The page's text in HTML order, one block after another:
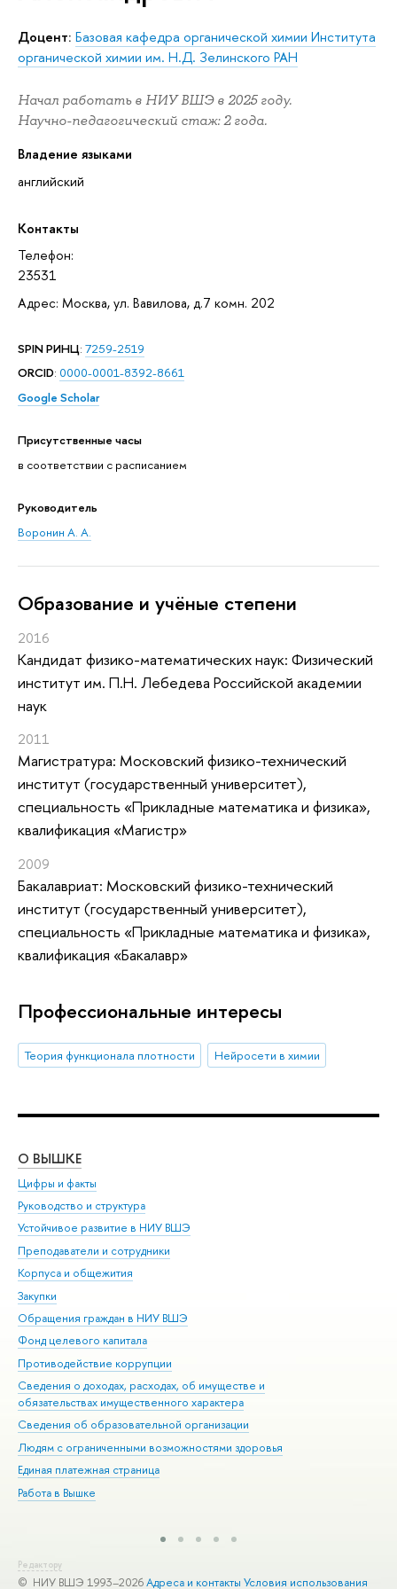
Доцент: Базовая кафедра органической химии Института
органической химии им. Н.Д. Зелинского РАН
Начал работать в НИУ ВШЭ в 2025 году.
Научно-педагогический стаж: 2 года.
Владение языками
английский
Контакты
Телефон:
23531
Адрес: Москва, ул. Вавилова, д.7 комн. 202
SPIN РИНЦ: 7259-2519
ORCID: 0000-0001-8392-8661
Google Scholar
Присутственные часы
в соответствии с расписанием
Руководитель
Воронин А. А.
Oбразование и учёные степени
2016
Кандидат физико-математических наук: Физический
институт им. П.Н. Лебедева Российской академии
наук
2011
Магистратура: Московский физико-технический
институт (государственный университет),
специальность «Прикладные математика и физика»,
квалификация «Магистр»
2009
Бакалавриат: Московский физико-технический
институт (государственный университет),
специальность «Прикладные математика и физика»,
квалификация «Бакалавр»
Профессиональные интересы
Теория функционала плотности Нейросети в химии
О ВЫШКЕ
Цифры и факты
Руководство и структура
Устойчивое развитие в НИУ ВШЭ
Преподаватели и сотрудники
Корпуса и общежития
Закупки
Обращения граждан в НИУ ВШЭ
Фонд целевого капитала
Противодействие коррупции
Сведения о доходах, расходах, об имуществе и
обязательствах имущественного характера
Сведения об образовательной организации
Людям с ограниченными возможностями здоровья
Единая платежная страница
Работа в Вышке
Редактору
© НИУ ВШЭ 1993–2026Адреса и контакты Условия использования